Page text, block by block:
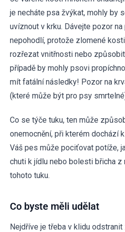
je necháte psa žvýkat, mohly by
uvíznout v krku. Dávejte pozor
nepohodlí, protože zlomené
rozřezat vnitřnosti nebo
případě by mohly psovi
mít fatální následky! Pozor na
(které může být pro psy
Co se týče tuku, ten může
onemocnění, při kterém dochází
Váš pes může pociťovat potíže,
chuti k jídlu nebo bolesti břicha z
tohoto tuku.
Co byste měli udělat
Nejdříve je třeba v klidu